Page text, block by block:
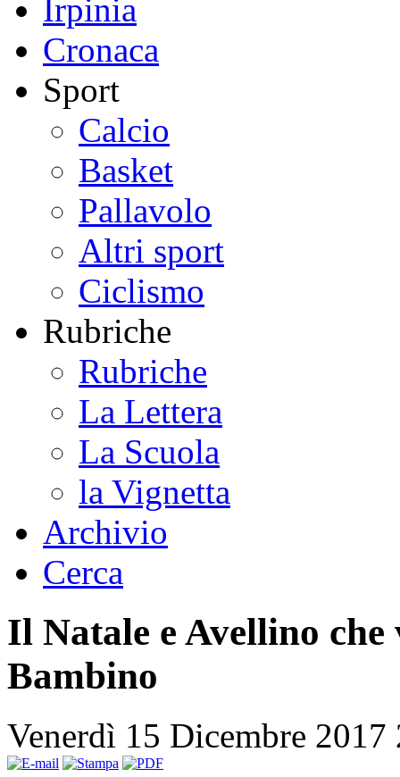
Irpinia
Cronaca
Sport
Calcio
Basket
Pallavolo
Altri sport
Ciclismo
Rubriche
Rubriche
La Lettera
La Scuola
la Vignetta
Archivio
Cerca
Il Natale e Avellino
Bambino
Venerdì 15 Dicembre